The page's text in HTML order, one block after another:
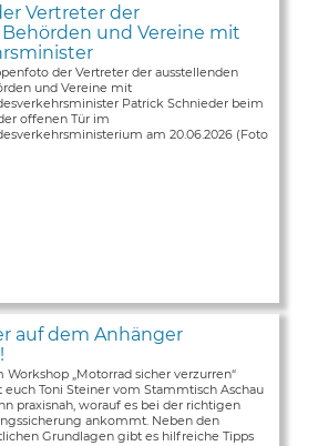
Vertreter der
und Vereine mit
der Vertreter der ausstellenden
und Vereine mit
Patrick Schnieder beim
offenen Tür im
am 20.06.2026 (Foto
auf dem Anhänger
Workshop „Motorrad sicher verzurren“
euch Toni Steiner vom Stammtisch Aschau
praxisnah, worauf es bei der richtigen
ankommt. Neben den
Grundlagen gibt es hilfreiche Tipps